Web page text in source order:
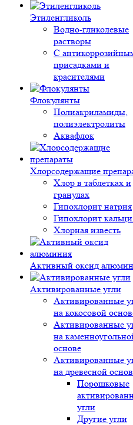
Этиленгликоль
Водно-гликолевые
растворы
С
присадками и
красителями
Флокулянты
Полиакриламиды,
полиэлектролиты
Аквафлок
Хлорсодержащие
Хлор в таблетках и
гранулах
Гипохлорит натрия
Гипохлорит
Хлорная известь
Активный оксид
Активированные угли
Активированные
на кокосовой
Активированные
на
основе
Активированные
на древесной
Порошковые
угли
Другие угли